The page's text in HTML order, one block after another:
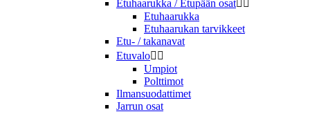
Etuhaarukka / Etupään osat 
Etuhaarukka
Etuhaarukan tarvikkeet
Etu- / takanavat
Etuvalo 
Umpiot
Polttimot
Ilmansuodattimet
Jarrun osat